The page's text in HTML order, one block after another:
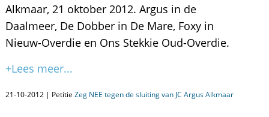
Alkmaar, 21 oktober 2012. Argus in de
Daalmeer, De Dobber in De Mare, Foxy in
Nieuw-Overdie en Ons Stekkie Oud-Overdie.
+Lees meer...
21-10-2012 | Petitie Zeg NEE tegen de sluiting van JC Argus Alkmaar